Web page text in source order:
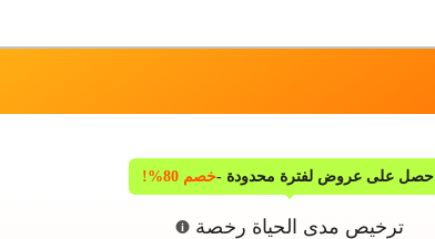
احصل على عروض لفترة محدودة -خصم 80%!
ترخيص مدى الحياة رخصة